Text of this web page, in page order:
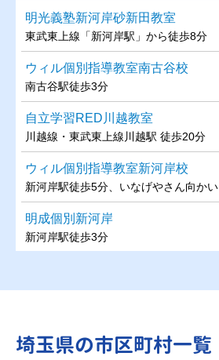
明光義塾新河岸砂新田教室
東武東上線「新河岸駅」から徒歩8分
ウィル個別指導教室南古谷校
南古谷駅徒歩3分
自立学習RED川越教室
川越線・東武東上線川越駅 徒歩20分
ウィル個別指導教室新河岸校
新河岸駅徒歩5分、いなげやさん向かい
明成個別新河岸
新河岸駅徒歩3分
川越駅東口 徒歩約3分
東武東上線 鶴ヶ島駅 徒歩1分
埼玉県の市区町村一覧